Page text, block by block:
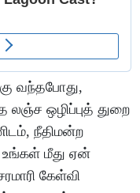
வந்தபோது,
ஒழிப்புத் துறை
நீதிமன்ற
மீது ஏன்
கேள்வி